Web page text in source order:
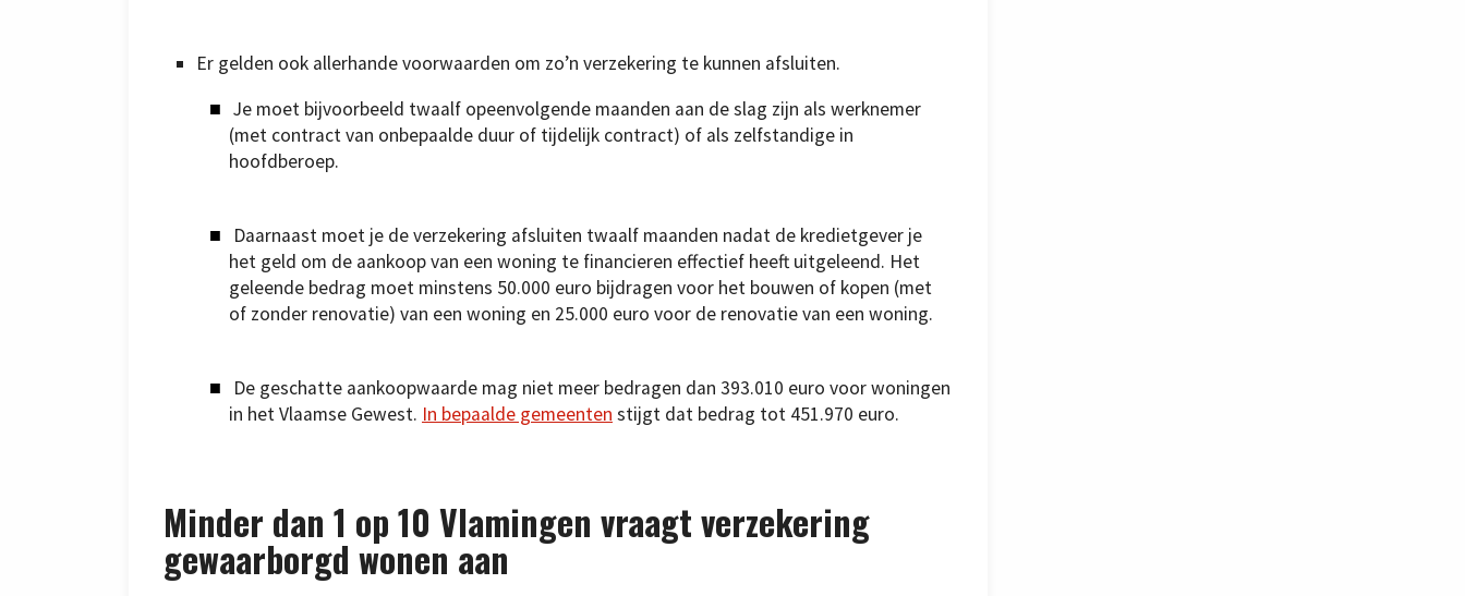
Er gelden ook allerhande voorwaarden om zo’n verzekering te kunnen afsluiten.
Je moet bijvoorbeeld twaalf opeenvolgende maanden aan de slag zijn als werknemer
(met contract van onbepaalde duur of tijdelijk contract) of als zelfstandige in
hoofdberoep.
Daarnaast moet je de verzekering afsluiten twaalf maanden nadat de kredietgever je
het geld om de aankoop van een woning te financieren effectief heeft uitgeleend. Het
geleende bedrag moet minstens 50.000 euro bijdragen voor het bouwen of kopen (met
of zonder renovatie) van een woning en 25.000 euro voor de renovatie van een woning.
De geschatte aankoopwaarde mag niet meer bedragen dan 393.010 euro voor woningen
in het Vlaamse Gewest. In bepaalde gemeenten stijgt dat bedrag tot 451.970 euro.
Minder dan 1 op 10 Vlamingen vraagt verzekering
gewaarborgd wonen aan